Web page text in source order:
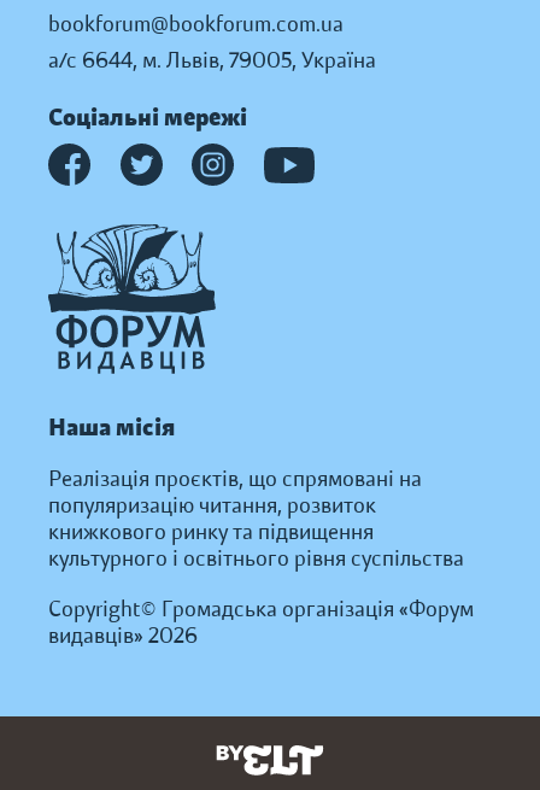
bookforum@bookforum.com.ua
а/с 6644, м. Львів, 79005, Україна
Соціальні мережі
Наша місія
Реалізація проєктів, що спрямовані на
популяризацію читання, розвиток
книжкового ринку та підвищення
культурного і освітнього рівня суспільства
Copyright© Громадська організація «Форум
видавців» 2026